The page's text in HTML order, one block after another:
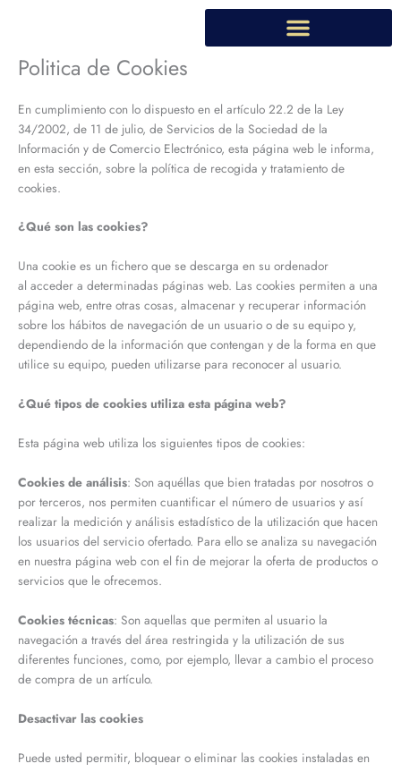
Politica de Cookies
En cumplimiento con lo dispuesto en el artículo 22.2 de la Ley
34/2002, de 11 de julio, de Servicios de la Sociedad de la
Información y de Comercio Electrónico, esta página web le informa,
en esta sección, sobre la política de recogida y tratamiento de
cookies.
¿Qué son las cookies?
Una cookie es un fichero que se descarga en su ordenador
al acceder a determinadas páginas web. Las cookies permiten a una
página web, entre otras cosas, almacenar y recuperar información
sobre los hábitos de navegación de un usuario o de su equipo y,
dependiendo de la información que contengan y de la forma en que
utilice su equipo, pueden utilizarse para reconocer al usuario.
¿Qué tipos de cookies utiliza esta página web?
Esta página web utiliza los siguientes tipos de cookies:
Cookies de análisis: Son aquéllas que bien tratadas por nosotros o
por terceros, nos permiten cuantificar el número de usuarios y así
realizar la medición y análisis estadístico de la utilización que hacen
los usuarios del servicio ofertado. Para ello se analiza su navegación
en nuestra página web con el fin de mejorar la oferta de productos o
servicios que le ofrecemos.
Cookies técnicas: Son aquellas que permiten al usuario la
navegación a través del área restringida y la utilización de sus
diferentes funciones, como, por ejemplo, llevar a cambio el proceso
de compra de un artículo.
Desactivar las cookies
Puede usted permitir, bloquear o eliminar las cookies instaladas en